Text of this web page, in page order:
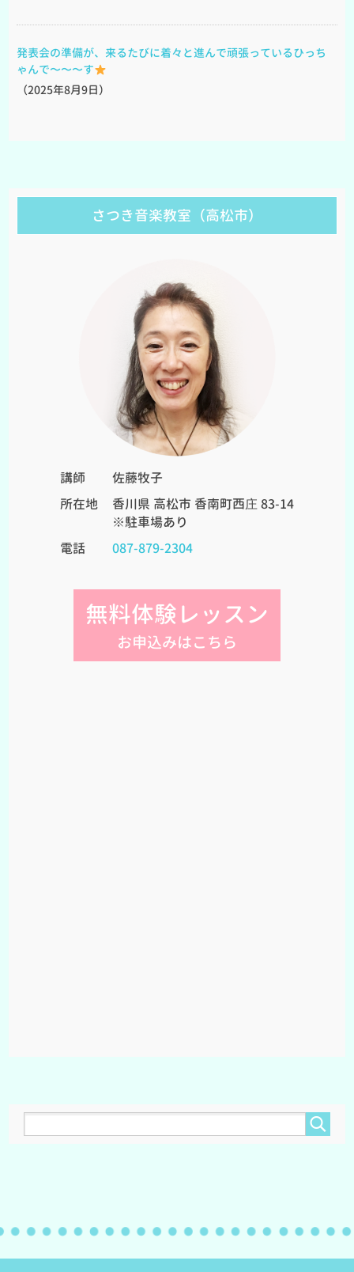
発表会の準備が、来るたびに着々と進んで頑張っているひっち
ゃんで〜〜〜す
（2025年8月9日）
さつき音楽教室（高松市）
講師
佐藤牧子
所在地
香川県 高松市 香南町西庄 83-14
※駐車場あり
電話
087-879-2304
無料体験レッスン
お申込みはこちら